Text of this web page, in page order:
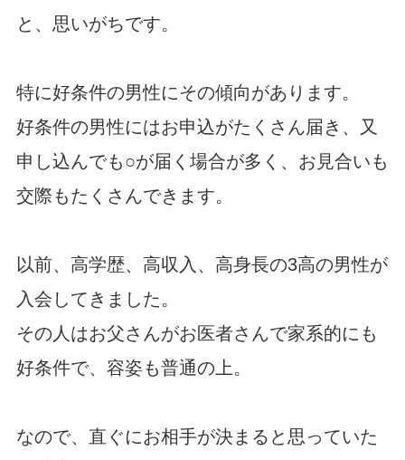
と、思いがちです。
特に好条件の男性にその傾向があります。
好条件の男性にはお申込がたくさん届き、又
申し込んでも○が届く場合が多く、お見合いも
交際もたくさんできます。
以前、高学歴、高収入、高身長の3高の男性が
入会してきました。
その人はお父さんがお医者さんで家系的にも
好条件で、容姿も普通の上。
なので、直ぐにお相手が決まると思っていた